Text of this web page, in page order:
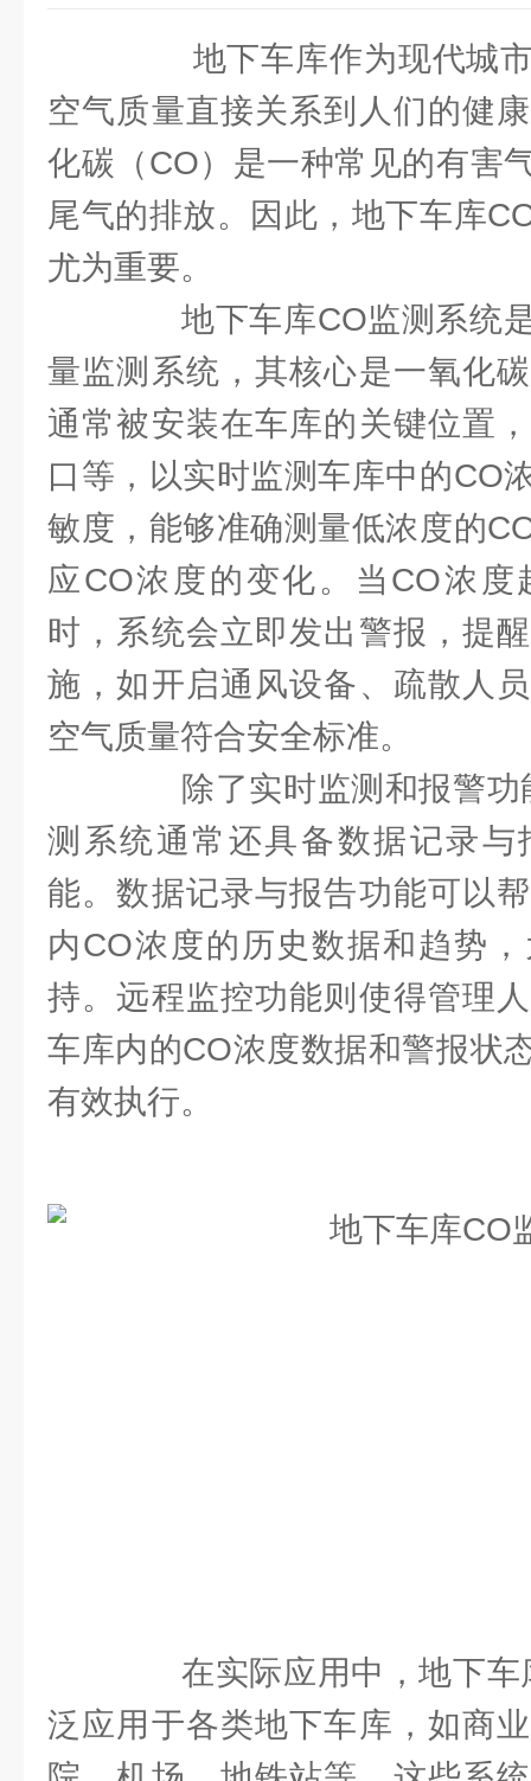
地下车库作为现代城市
空气质量直接关系到人们的健
化碳（CO）是一种常见的有害
尾气的排放。因此，地下车库
尤为重要。
地下车库CO监测系统是
量监测系统，其核心是一氧化
通常被安装在车库的关键位置
口等，以实时监测车库中的CO
敏度，能够准确测量低浓度的
应CO浓度的变化。当CO浓
时，系统会立即发出警报，提
施，如开启通风设备、疏散人
空气质量符合安全标准。
除了实时监测和报警功
测系统通常还具备数据记录与
能。数据记录与报告功能可以
内CO浓度的历史数据和趋势
持。远程监控功能则使得管理
车库内的CO浓度数据和警报状
有效执行。
在实际应用中，地下车
泛应用于各类地下车库，如商